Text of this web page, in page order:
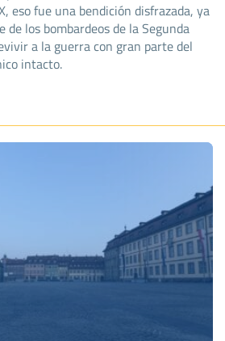
eso fue una bendición disfrazada, ya
de los bombardeos de la Segunda
a la guerra con gran parte del
intacto.